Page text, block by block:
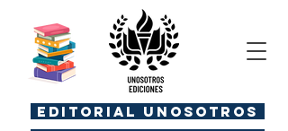
EDITORIAL UnosOtros